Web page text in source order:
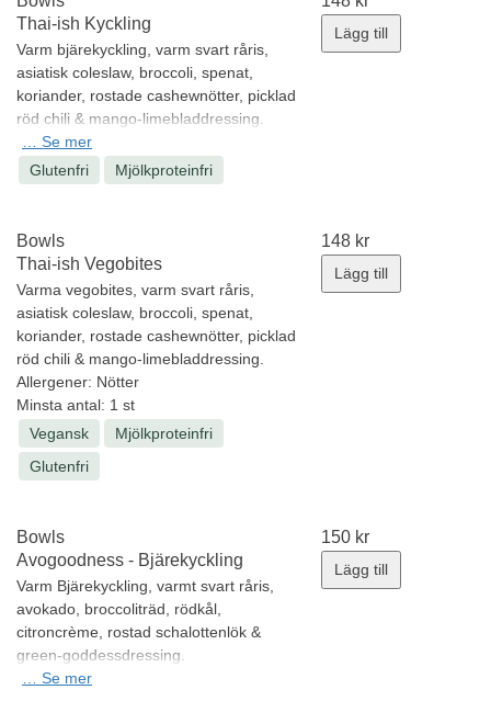
Thai-ish Kyckling
Varm bjärekyckling, varm svart råris,
asiatisk coleslaw, broccoli, spenat,
koriander, rostade cashewnötter, picklad
röd chili & mango-limebladdressing.
Allergener:
Minsta antal: 1 st
Se mer
Glutenfri
Mjölkproteinfri
Lägg till
Bowls
Thai-ish Vegobites
Varma vegobites, varm svart råris,
asiatisk coleslaw, broccoli, spenat,
koriander, rostade cashewnötter, picklad
röd chili & mango-limebladdressing.
Allergener: Nötter
Minsta antal: 1 st
Vegansk
Mjölkproteinfri
Glutenfri
148 kr
Lägg till
Bowls
Avogoodness - Bjärekyckling
Varm Bjärekyckling, varmt svart råris,
avokado, broccoliträd, rödkål,
citroncrème, rostad schalottenlök &
green-goddessdressing.
Allergener:
Se mer
150 kr
Lägg till